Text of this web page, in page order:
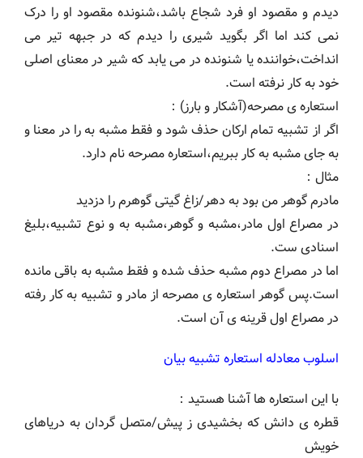
دیدم و مقصود او فرد شجاع باشد،شنونده مقصود او را درک
نمی کند اما اگر بگوید شیری را دیدم که در جبهه تیر می
انداخت،خواننده یا شنونده در می یابد که شیر در معنای اصلی
خود به کار نرفته است.
استعاره ی مصرحه(آشکار و بارز)：
اگر از تشبیه تمام ارکان حذف شود و فقط مشبه به را در معنا و
به جای مشبه به کار ببریم،استعاره مصرحه نام دارد.
مثال：
مادرم گوهر من بود به دهر/زاغ گیتی گوهرم را دزدید
در مصراع اول مادر،مشبه و گوهر،مشبه به و نوع تشبیه،بلیغ
اسنادی ست.
اما در مصراع دوم مشبه حذف شده و فقط مشبه به باقی مانده
است.پس گوهر استعاره ی مصرحه از مادر و تشبیه به کار رفته
در مصراع اول قرینه ی آن است.
اسلوب معادله استعاره تشبیه بیان
با این استعاره ها آشنا هستید：
قطره ی دانش که بخشیدی ز پیش/متصل گردان به دریاهای
خویش